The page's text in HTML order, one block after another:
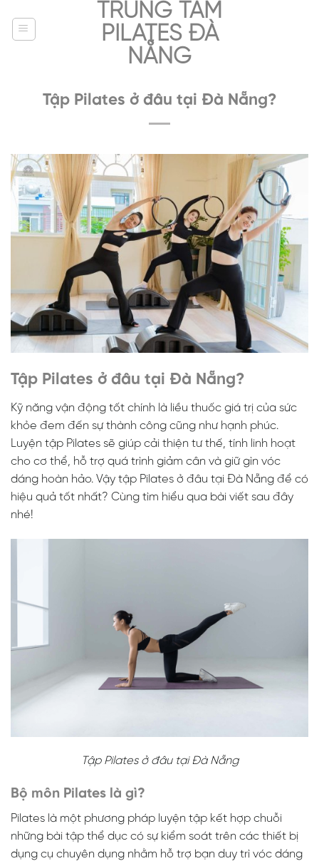
content
TRUNG TÂM
PILATES ĐÀ
NẴNG
Tập Pilates ở đâu tại Đà Nẵng?
Tập Pilates ở đâu tại Đà Nẵng?
Kỹ năng vận động tốt chính là liều thuốc giá trị của sức
khỏe đem đến sự thành công cũng như hạnh phúc.
Luyện tập Pilates sẽ giúp cải thiện tư thế, tính linh hoạt
cho cơ thể, hỗ trợ quá trình giảm cân và giữ gìn vóc
dáng hoàn hảo. Vậy tập Pilates ở đâu tại Đà Nẵng để có
hiệu quả tốt nhất? Cùng tìm hiểu qua bài viết sau đây
nhé!
Tập Pilates ở đâu tại Đà Nẵng
Bộ môn Pilates là gì?
Pilates là một phương pháp luyện tập kết hợp chuỗi
những bài tập thể dục có sự kiểm soát trên các thiết bị
dụng cụ chuyên dụng nhằm hỗ trợ bạn duy trì vóc dáng